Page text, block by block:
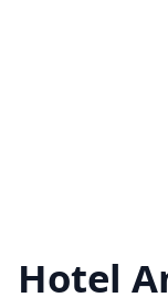
Hotel